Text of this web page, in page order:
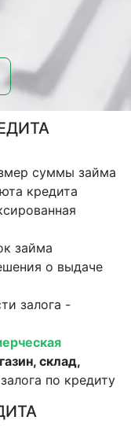
суммы займа
кредита
займа
о выдаче
залога -
склад,
по кредиту